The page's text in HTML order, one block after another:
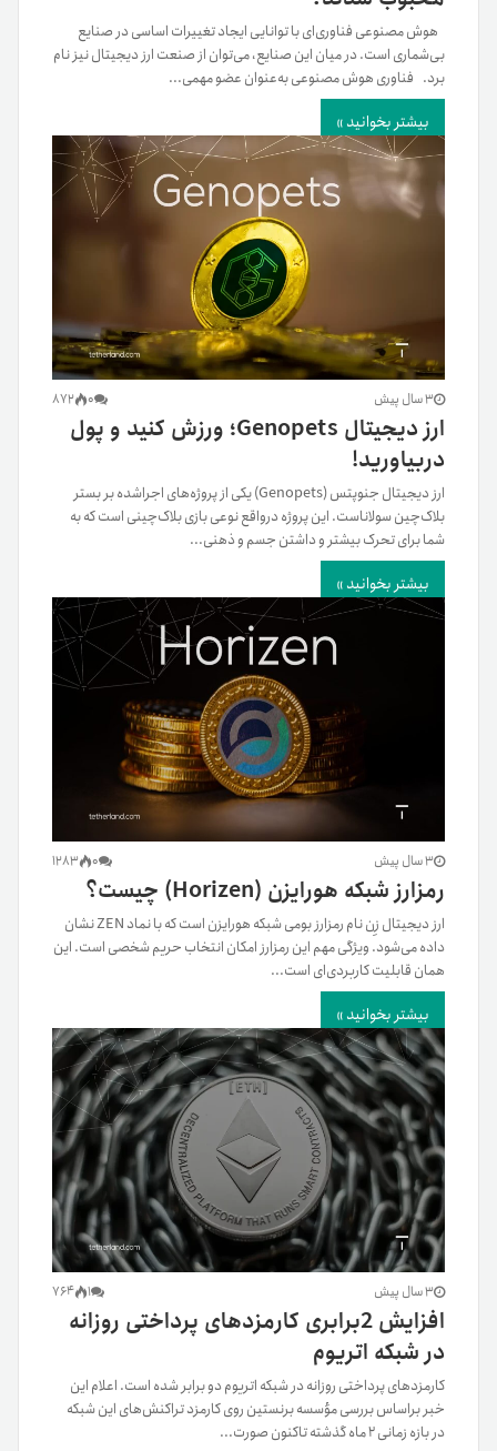
هوش مصنوعی فناوری‌ای با توانایی ایجاد تغییرات اساسی در صنایع
بی‌شماری است. در میان این صنایع، می‌توان از صنعت ارز دیجیتال نیز نام
برد. فناوری هوش مصنوعی به‌عنوان عضو مهمی...
بیشتر بخوانید »
3 سال پیش 0
872
ارز دیجیتال Genopets‌؛ ورزش کنید و پول
در‌بیاورید!
ارز دیجیتال جنوپتس (Genopets) یکی از پروژه‌های اجرا‌شده بر بستر
بلاک‌چین سولاناست. این پروژه در‌واقع نوعی بازی بلاک‌چینی است که به
شما برای تحرک بیشتر و داشتن جسم و ذهنی...
بیشتر بخوانید »
3 سال پیش 0
1283
رمزارز شبکه هورایزن (Horizen‌) چیست؟
ارز دیجیتال زِن نام رمزارز بومی شبکه هورایزن است که با نماد ZEN نشان
داده می‌شود. ویژگی مهم این رمزارز امکان انتخاب حریم شخصی است. این
همان قابلیت کاربردی‌ای است...
بیشتر بخوانید »
3 سال پیش 1
764
افزایش 2برابری کارمزدهای پرداختی روزانه
در شبکه اتریوم
کارمزدهای پرداختی روزانه در شبکه اتریوم دو برابر شده است. اعلام این
خبر بر‌اساس بررسی مؤسسه برنستین روی کارمزد تراکنش‌های این شبکه
در بازه زمانی ۲ ماه گذشته تاکنون صورت...